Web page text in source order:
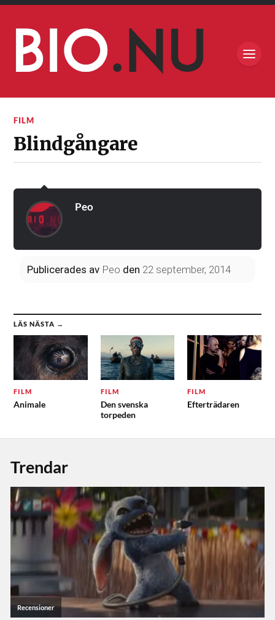
FILM
Blindgångare
Peo
Publicerades av Peo den 22 september, 2014
LÄS NÄSTA →
FILM
Animale
FILM
Den svenska
torpeden
FILM
Efterträdaren
Trendar